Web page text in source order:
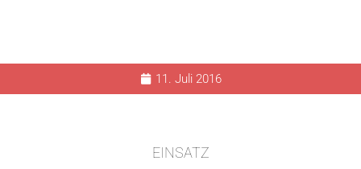
11. Juli 2016
EINSATZ